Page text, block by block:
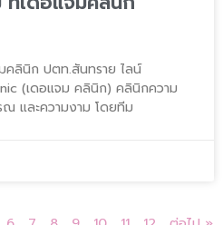
คลินิก ปตท.สันทราย ไลน์
(เดอแจม คลินิก) คลินิกความ
และความงาม โดยทีม